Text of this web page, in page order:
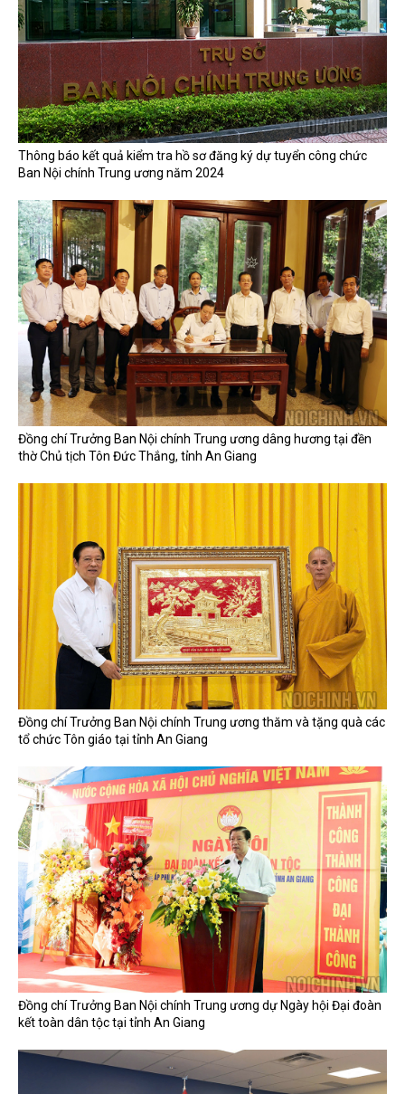
Thông báo kết quả kiểm tra hồ sơ đăng ký dự tuyển công chức
Ban Nội chính Trung ương năm 2024
Đồng chí Trưởng Ban Nội chính Trung ương dâng hương tại đền
thờ Chủ tịch Tôn Đức Thắng, tỉnh An Giang
Đồng chí Trưởng Ban Nội chính Trung ương thăm và tặng quà các
tổ chức Tôn giáo tại tỉnh An Giang
Đồng chí Trưởng Ban Nội chính Trung ương dự Ngày hội Đại đoàn
kết toàn dân tộc tại tỉnh An Giang